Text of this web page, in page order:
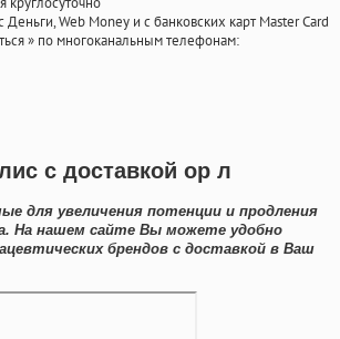
Web Money и с банковских карт Master Card
» по многоканальным телефонам:
с доставкой ор л
для увеличения потенции и продления
На нашем сайте Вы можете удобно
брендов с доставкой в Ваш